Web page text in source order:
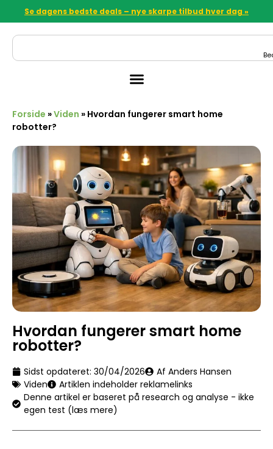
Se dagens bedste deals – nye skarpe tilbud hver dag »
Forside »Viden » Hvordan fungerer smart home
robotter?
Hvordan fungerer smart home
robotter?
Sidst opdateret: 30/04/2026
Af Anders Hansen
Viden
Artiklen indeholder reklamelinks
Denne artikel er baseret på research og analyse - ikke
egen test (læs mere)